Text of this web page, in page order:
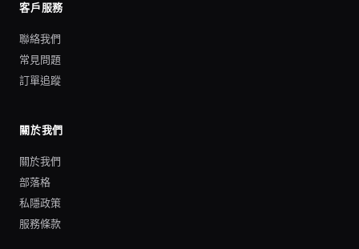
客戶服務
聯絡我們
常見問題
訂單追蹤
關於我們
關於我們
部落格
私隱政策
服務條款